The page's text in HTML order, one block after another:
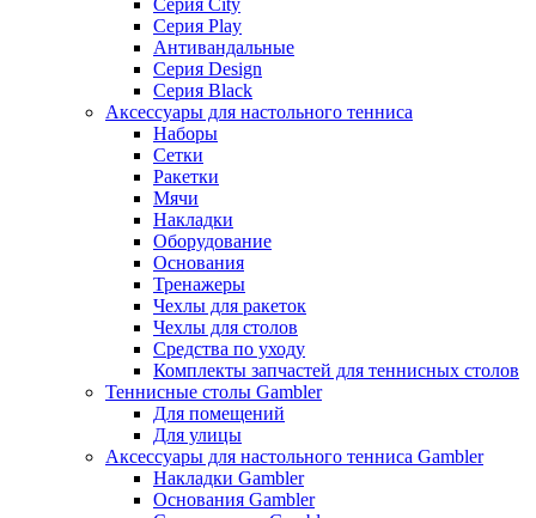
Серия City
Серия Play
Антивандальные
Серия Design
Серия Black
Аксессуары для настольного тенниса
Наборы
Сетки
Ракетки
Мячи
Накладки
Оборудование
Основания
Тренажеры
Чехлы для ракеток
Чехлы для столов
Средства по уходу
Комплекты запчастей для теннисных столов
Теннисные столы Gambler
Для помещений
Для улицы
Аксессуары для настольного тенниса Gambler
Накладки Gambler
Основания Gambler